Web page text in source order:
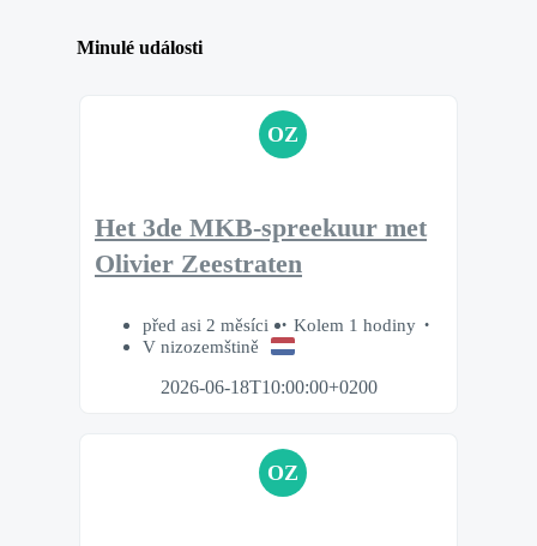
Minulé události
OZ
Het 3de MKB-spreekuur met
Olivier Zeestraten
před asi 2 měsíci
Kolem 1 hodiny
V nizozemštině
2026-06-18T10:00:00+0200
OZ